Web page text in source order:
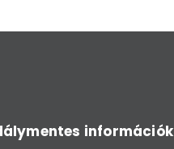
információk